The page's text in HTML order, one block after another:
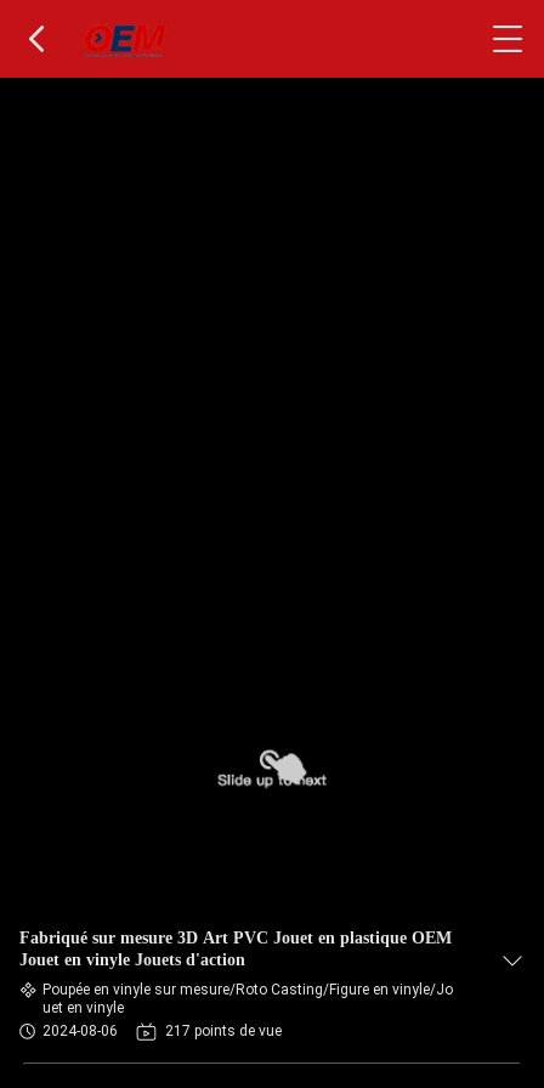
Fabriqué sur mesure 3D Art PVC Jouet en plastique OEM
Jouet en vinyle Jouets d'action
Poupée en vinyle sur mesure/Roto Casting/Figure en vinyle/Jo
uet en vinyle
2024-08-06
217 points de vue